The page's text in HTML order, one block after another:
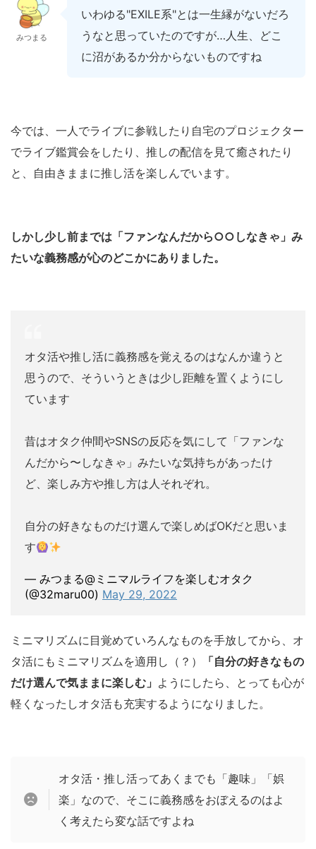
みつまる
いわゆる"EXILE系"とは一生縁がないだろ
うなと思っていたのですが…人生、どこ
に沼があるか分からないものですね
今では、一人でライブに参戦したり自宅のプロジェクター
でライブ鑑賞会をしたり、推しの配信を見て癒されたり
と、自由きままに推し活を楽しんでいます。
しかし少し前までは「ファンなんだから○○しなきゃ」み
たいな義務感が心のどこかにありました。
オタ活や推し活に義務感を覚えるのはなんか違うと
思うので、そういうときは少し距離を置くようにし
ています
昔はオタク仲間やSNSの反応を気にして「ファンな
んだから〜しなきゃ」みたいな気持ちがあったけ
ど、楽しみ方や推し方は人それぞれ。
自分の好きなものだけ選んで楽しめばOKだと思いま
す
— みつまる@ミニマルライフを楽しむオタク
(@32maru00) May 29, 2022
ミニマリズムに目覚めていろんなものを手放してから、オ
タ活にもミニマリズムを適用し（？）
「自分の好きなもの
だけ選んで気ままに楽しむ」 ようにしたら、とっても心が
軽くなったしオタ活も充実するようになりました。
オタ活・推し活ってあくまでも「趣味」「娯
楽」なので、そこに義務感をおぼえるのはよ
く考えたら変な話ですよね